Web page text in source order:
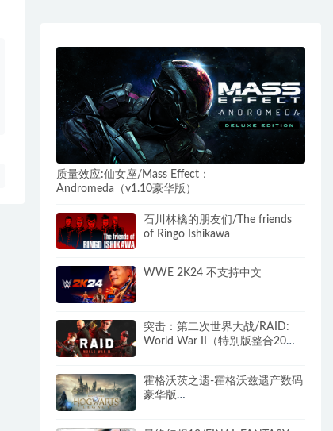
质量效应:仙女座/Mass Effect：
Andromeda（v1.10豪华版）
石川林檎的朋友们/The friends
of Ringo Ishikawa
WWE 2K24 不支持中文
突击：第二次世界大战/RAID:
World War II（特别版整合20号
霍格沃茨之遗-霍格沃兹遗产数码
豪华版